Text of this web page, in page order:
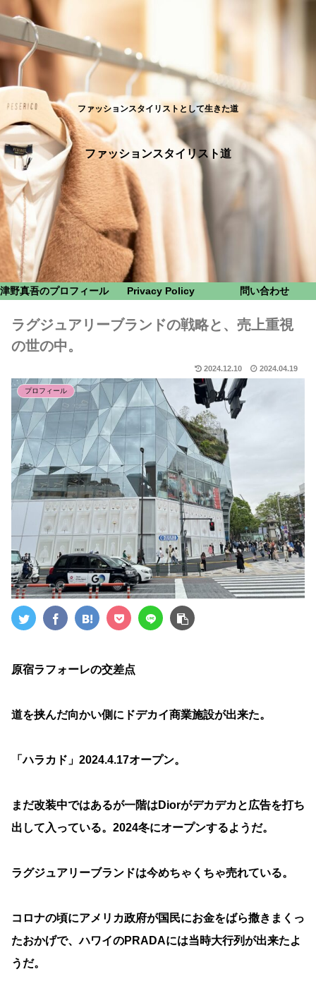
ファッションスタイリストとして生きた道
ファッションスタイリスト道
津野真吾のプロフィール Privacy Policy 問い合わせ
ラグジュアリーブランドの戦略と、売上重視
の世の中。
2024.12.10 2024.04.19
プロフィール
原宿ラフォーレの交差点
道を挟んだ向かい側にドデカイ商業施設が出来た。
「ハラカド」2024.4.17オープン。
まだ改装中ではあるが一階はDiorがデカデカと広告を打ち
出して入っている。2024冬にオープンするようだ。
ラグジュアリーブランドは今めちゃくちゃ売れている。
コロナの頃にアメリカ政府が国民にお金をばら撒きまくっ
たおかげで、ハワイのPRADAには当時大行列が出来たよ
うだ。